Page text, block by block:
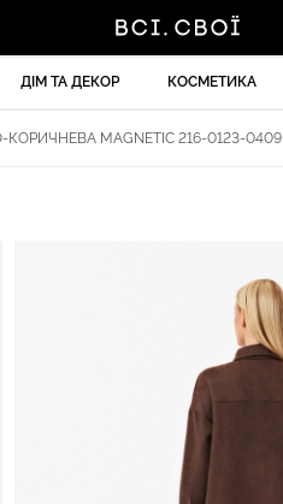
ДІМ ТА ДЕКОР КОСМЕТИКА
MAGNETIC 216-0123-0409